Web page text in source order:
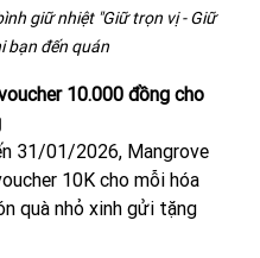
giữ nhiệt "Giữ trọn vị - Giữ
bạn đến quán
10.000 đồng cho
31/01/2026, Mangrove
10K cho mỗi hóa
quà nhỏ xinh gửi tặng